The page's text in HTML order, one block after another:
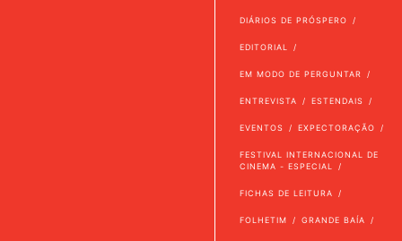
DIÁRIOS DE PRÓSPERO
EDITORIAL
EM MODO DE PERGUNTAR
ENTREVISTA ESTENDAIS
EVENTOS EXPECTORAÇÃO
FESTIVAL INTERNACIONAL DE
CINEMA - ESPECIAL
FICHAS DE LEITURA
FOLHETIM GRANDE BAÍA